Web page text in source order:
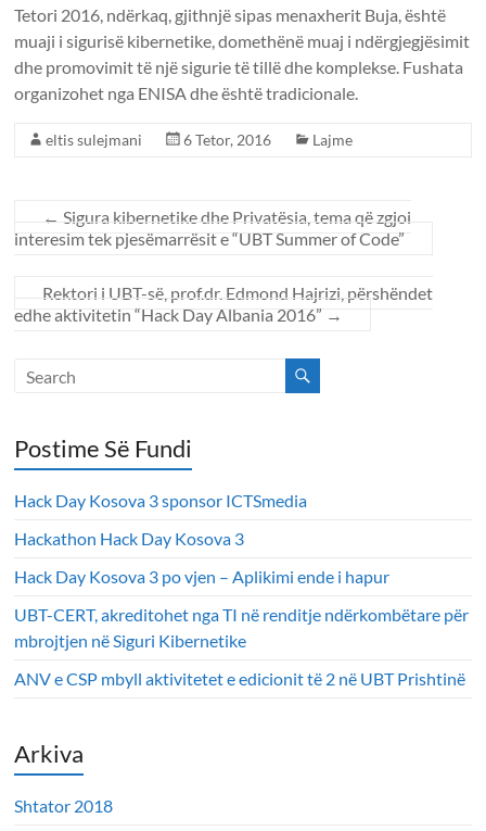
Tetori 2016, ndërkaq, gjithnjë sipas menaxherit Buja, është
muaji i sigurisë kibernetike, domethënë muaj i ndërgjegjësimit
dhe promovimit të një sigurie të tillë dhe komplekse. Fushata
organizohet nga ENISA dhe është tradicionale.
eltis sulejmani 6 Tetor, 2016 Lajme
← Sigura kibernetike dhe Privatësia, tema që zgjoi
interesim tek pjesëmarrësit e “UBT Summer of Code”
Rektori i UBT-së, prof.dr. Edmond Hajrizi, përshëndet
edhe aktivitetin “Hack Day Albania 2016” →
Postime Së Fundi
Hack Day Kosova 3 sponsor ICTSmedia
Hackathon Hack Day Kosova 3
Hack Day Kosova 3 po vjen – Aplikimi ende i hapur
UBT-CERT, akreditohet nga TI në renditje ndërkombëtare për
mbrojtjen në Siguri Kibernetike
ANV e CSP mbyll aktivitetet e edicionit të 2 në UBT Prishtinë
Arkiva
Shtator 2018